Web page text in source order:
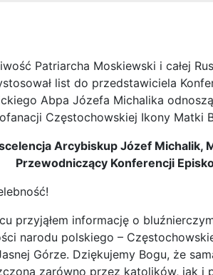
Patriarcha Moskiewski i całej
list do przedstawiciela
Abpa Józefa Michalika
Częstochowskiej Ikony Matki
Arcybiskup Józef Michalik,
Przewodniczący Konferencji
przyjąłem informację o
narodu polskiego –
Górze. Dziękujemy Bogu, że
zarówno przez katolików, jak i